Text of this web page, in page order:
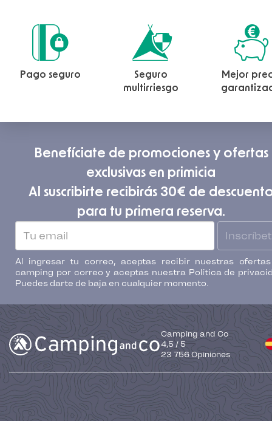
Pago seguro
Seguro
multirriesgo
Mejor
Benefíciate de promociones y ofertas
exclusivas en primicia
Al suscribirte recibirás 30€ de
para tu primera reserva.
Al ingresar tu correo, aceptas recibir nuestras
camping por correo y aceptas nuestra Política de
Puedes darte de baja en cualquier momento.
Camping and Co
4,5 / 5
23 756 Opiniones